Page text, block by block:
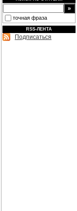
точная фраза
RSS-ЛЕНТА
Подписаться